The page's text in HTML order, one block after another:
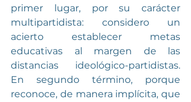
primer lugar, por su carácter
multipartidista: considero un
acierto establecer metas
educativas al margen de las
distancias ideológico-partidistas.
En segundo término, porque
reconoce, de manera implícita, que